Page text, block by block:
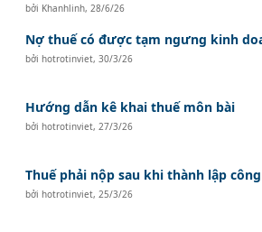
bởi Khanhlinh, 28/6/26
Nợ thuế có được tạm ngưng kinh
bởihotrotinviet,30/3/26
Hướng dẫn kê khai thuế môn bài
bởihotrotinviet, 27/3/26
Thuế phải nộp sau khi thành lập
bởihotrotinviet, 25/3/26